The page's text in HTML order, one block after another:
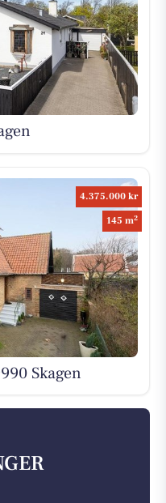
4.375.000 kr
145 m2
Skagen